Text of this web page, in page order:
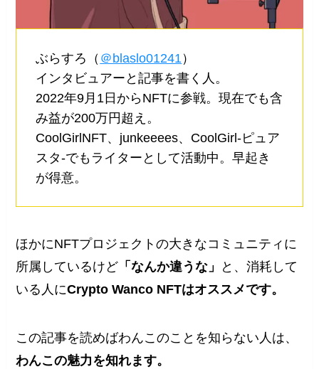
ぶらすろ（ ＠blaslo01241 ）
インタビュアーと記事を書く人。
2022年9月1日からNFTに参戦。現在でも含
み益が200万円超え。
CoolGirlNFT、junkeeees、CoolGirl-ピュア
スタ-でもライターとして活動中。早起き
が得意。
ほかにNFTプロジェクトの大きなコミュニティに
所属しているけど 「なんか違うな」
と、消耗して
いる人にCrypto Wanco NFTはオススメです。
この記事を読めばわんこのことを知らない人は、
わんこの魅力を知れます。